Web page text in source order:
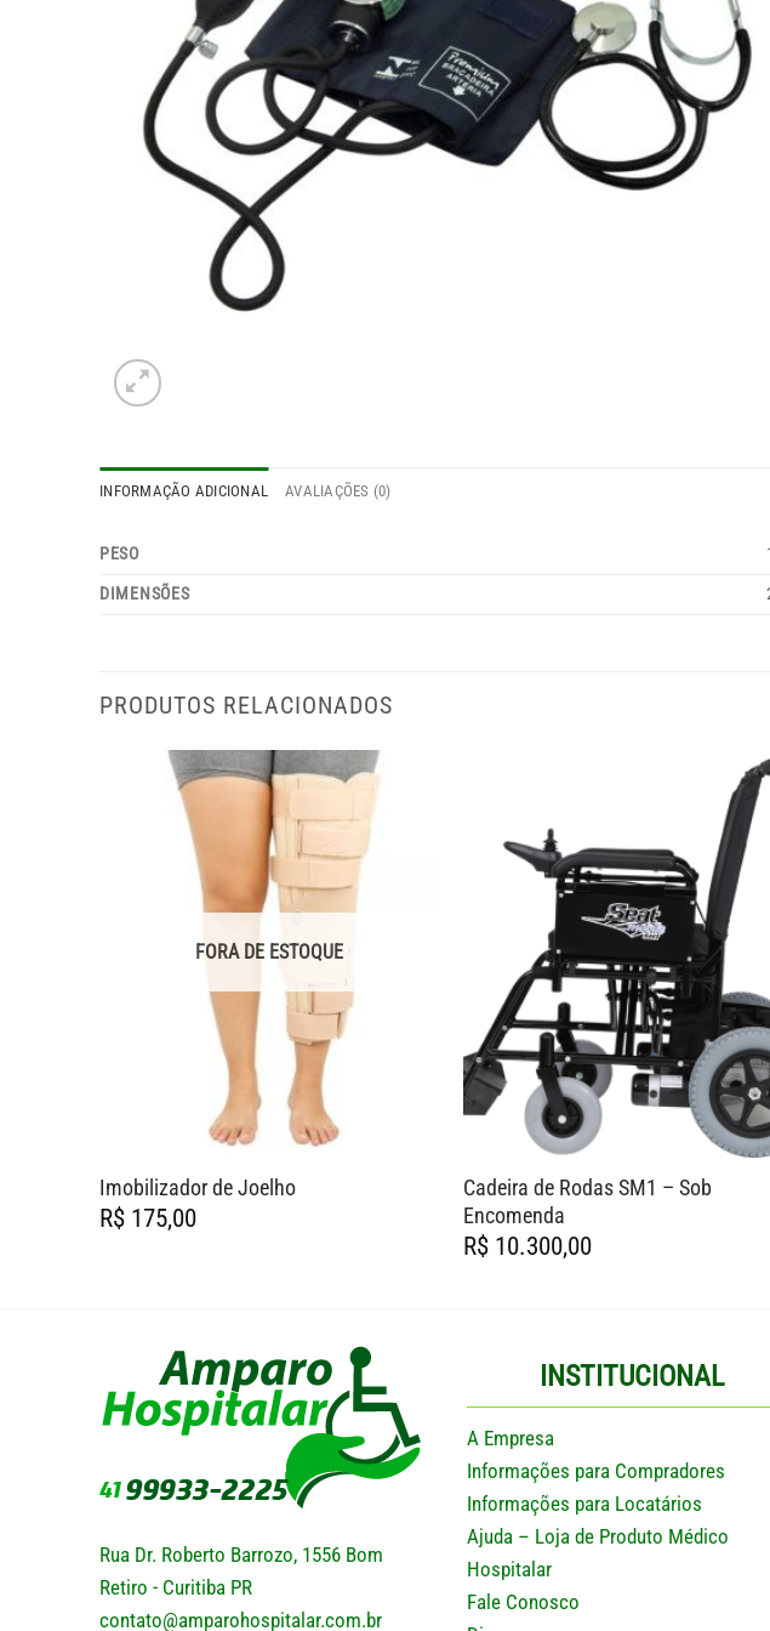
INFORMAÇÃO ADICIONAL AVALIAÇÕES (0)
PESO
DIMENSÕES
PRODUTOS RELACIONADOS
FORA DE ESTOQUE
Imobilizador de Joelho
R$175,00
Cadeira de Rodas SM1 – Sob
Encomenda
R$10.300,00
Rua Dr. Roberto Barrozo, 1556 Bom
Retiro - Curitiba PR
contato@amparohospitalar.com.br
INSTITUCIONAL
A Empresa
Informações para Compradores
Informações para Locatários
Ajuda – Loja de Produto Médico
Hospitalar
Fale Conosco